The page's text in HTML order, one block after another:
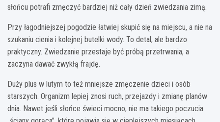
słońcu potrafi zmęczyć bardziej niż cały dzień zwiedzania zimą.
Przy łagodniejszej pogodzie łatwiej skupić się na miejscu, a nie na
szukaniu cienia i kolejnej butelki wody. To detal, ale bardzo
praktyczny. Zwiedzanie przestaje być próbą przetrwania, a
zaczyna dawać zwykłą frajdę.
Duży plus w lutym to też mniejsze zmęczenie dzieci i osób
starszych. Organizm lepiej znosi ruch, przejazdy i zmianę planów
dnia. Nawet jeśli słońce świeci mocno, nie ma takiego poczucia